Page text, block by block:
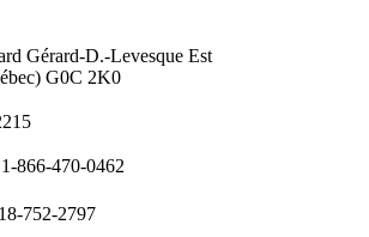
Gérard-D.-Levesque Est
G0C 2K0
866-470-0462
752-2797